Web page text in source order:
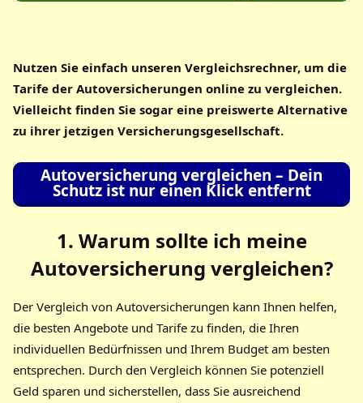
Nutzen Sie einfach unseren Vergleichsrechner, um die
Tarife der Autoversicherungen online zu vergleichen.
Vielleicht finden Sie sogar eine preiswerte Alternative
zu ihrer jetzigen Versicherungsgesellschaft.
Autoversicherung vergleichen – Dein
Schutz ist nur einen Klick entfernt
1. Warum sollte ich meine
Autoversicherung vergleichen?
Der Vergleich von Autoversicherungen kann Ihnen helfen,
die besten Angebote und Tarife zu finden, die Ihren
individuellen Bedürfnissen und Ihrem Budget am besten
entsprechen. Durch den Vergleich können Sie potenziell
Geld sparen und sicherstellen, dass Sie ausreichend